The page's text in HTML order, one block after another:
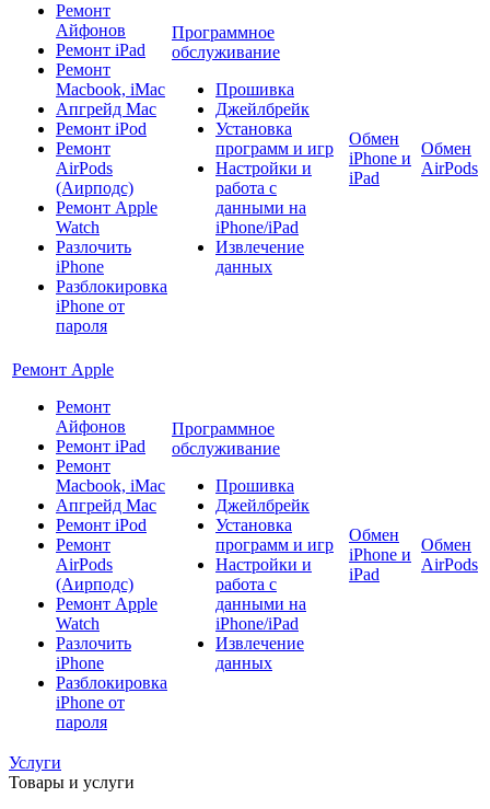
Ремонт
Айфонов
Ремонт iPad
Ремонт
Macbook, iMac
Апгрейд Mac
Ремонт iPod
Ремонт
AirPods
(Аирподс)
Ремонт Apple
Watch
Разлочить
iPhone
Разблокировка
iPhone от
пароля
Программное
обслуживание
Прошивка
Джейлбрейк
Установка
программ и игр
Настройки и
работа с
данными на
iPhone/iPad
Извлечение
данных
Обмен
iPhone и
iPad
Обмен
AirPods
Ремонт Apple
Ремонт
Айфонов
Ремонт iPad
Ремонт
Macbook, iMac
Апгрейд Mac
Ремонт iPod
Ремонт
AirPods
(Аирподс)
Ремонт Apple
Watch
Разлочить
iPhone
Разблокировка
iPhone от
пароля
Программное
обслуживание
Прошивка
Джейлбрейк
Установка
программ и игр
Настройки и
работа с
данными на
iPhone/iPad
Извлечение
данных
Обмен
iPhone и
iPad
Обмен
AirPods
Услуги
Товары и услуги